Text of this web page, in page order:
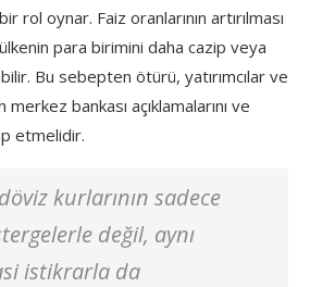
rol oynar. Faiz oranlarının artırılması
para birimini daha cazip veya
Bu sebepten ötürü, yatırımcılar ve
bankası açıklamalarını ve
etmelidir.
kurlarının sadece
değil, aynı
istikrarla da